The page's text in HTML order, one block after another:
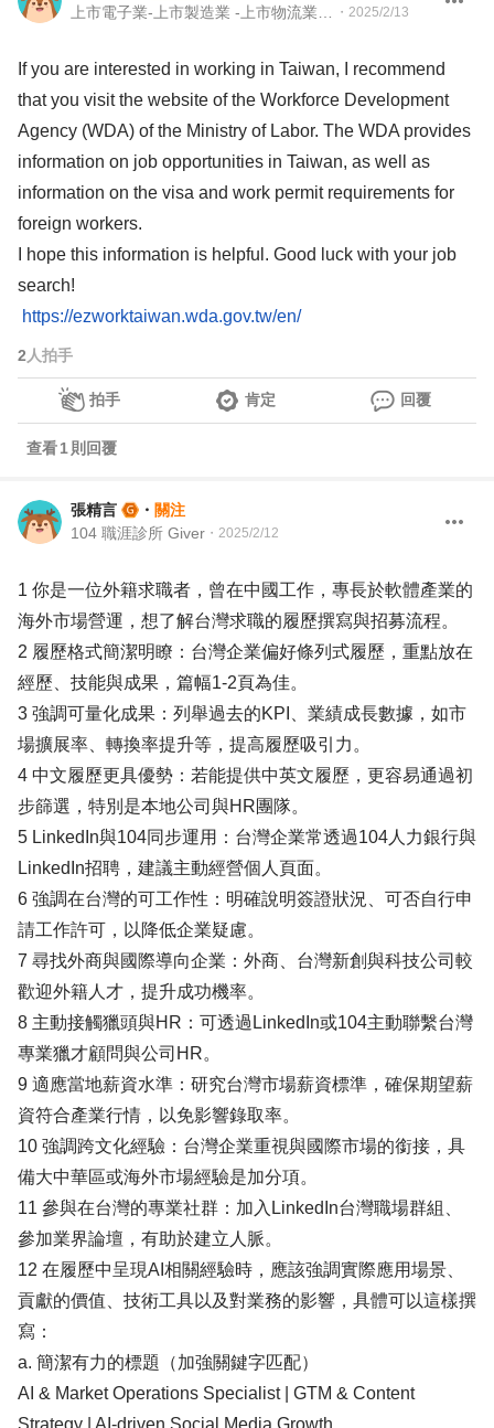
・ 2025/2/13
If you are interested in working in Taiwan, I recommend
that you visit the website of the Workforce Development
Agency (WDA) of the Ministry of Labor. The WDA provides
information on job opportunities in Taiwan, as well as
information on the visa and work permit requirements for
foreign workers.
I hope this information is helpful. Good luck with your job
search!
https://ezworktaiwan.wda.gov.tw/en/
2 人拍手
拍手 肯定 回覆
查看1 則回覆
張精言 ・ 關注
104 職涯診所 Giver ・ 2025/2/12
1 你是一位外籍求職者，曾在中國工作，專長於軟體產業的
海外市場營運，想了解台灣求職的履歷撰寫與招募流程。
2 履歷格式簡潔明瞭：台灣企業偏好條列式履歷，重點放在
經歷、技能與成果，篇幅1-2頁為佳。
3 強調可量化成果：列舉過去的KPI、業績成長數據，如市
場擴展率、轉換率提升等，提高履歷吸引力。
4 中文履歷更具優勢：若能提供中英文履歷，更容易通過初
步篩選，特別是本地公司與HR團隊。
5 LinkedIn與104同步運用：台灣企業常透過104人力銀行與
LinkedIn招聘，建議主動經營個人頁面。
6 強調在台灣的可工作性：明確說明簽證狀況、可否自行申
請工作許可，以降低企業疑慮。
7 尋找外商與國際導向企業：外商、台灣新創與科技公司較
歡迎外籍人才，提升成功機率。
8 主動接觸獵頭與HR：可透過LinkedIn或104主動聯繫台灣
專業獵才顧問與公司HR。
9 適應當地薪資水準：研究台灣市場薪資標準，確保期望薪
資符合產業行情，以免影響錄取率。
10 強調跨文化經驗：台灣企業重視與國際市場的銜接，具
備大中華區或海外市場經驗是加分項。
11 參與在台灣的專業社群：加入LinkedIn台灣職場群組、
參加業界論壇，有助於建立人脈。
12 在履歷中呈現AI相關經驗時，應該強調實際應用場景、
貢獻的價值、技術工具以及對業務的影響，具體可以這樣撰
寫：
a. 簡潔有力的標題（加強關鍵字匹配）
AI & Market Operations Specialist | GTM & Content
Strategy | AI-driven Social Media Growth